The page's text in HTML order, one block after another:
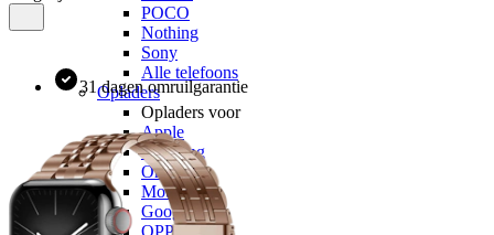
POCO
Nothing
Sony
Alle telefoons
Opladers
Opladers voor
Apple
Samsung
OnePlus
Motorola
Google
OPPO
31 dagen omruilgarantie